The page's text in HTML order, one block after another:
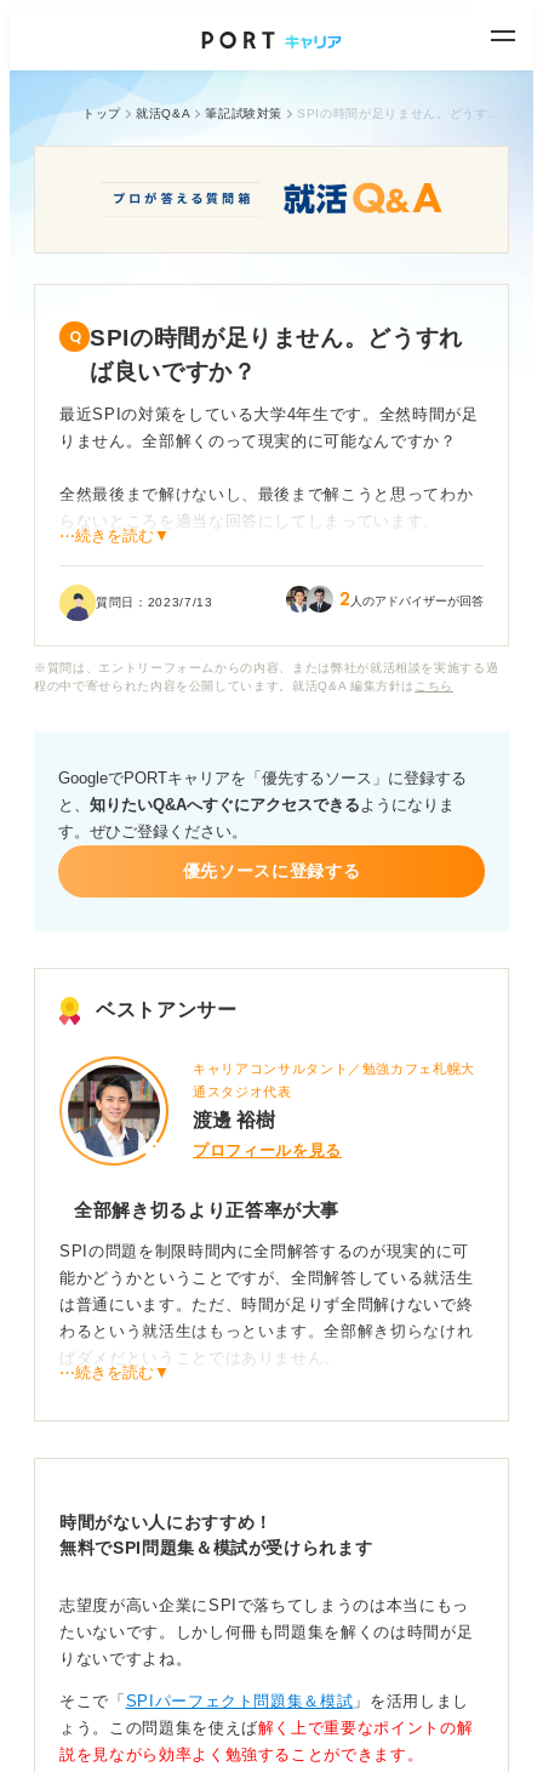
トップ 就活Q&A 筆記試験対策
SPIの時間が足りません。どうすれ
ば良いですか？
最近SPIの対策をしている大学4年生です。全然時間が足
りません。全部解くのって現実的に可能なんですか？
全然最後まで解けないし、最後まで解こうと思ってわか
らないところを適当な回答にしてしまっています。
分とかあっという間に過ぎていくんです。
ってしまうんですかね。時間内に終わらせる方法を教え
とされますか？
SPIが苦手で本当に困ってます。よろしくお願いしま
す。
⋯続きを読む▼
質問日： 2023/7/13 2 人のアドバイザーが回答
※質問は、エントリーフォームからの内容、または弊社が就活相談を実施する過
程の中で寄せられた内容を公開しています。就活Q&A 編集方針は こちら
GoogleでPORTキャリアを「優先するソース」に登録する
と、 知りたいQ&Aへすぐにアクセスできるようになりま
す。ぜひご登録ください。
優先ソースに登録する
ベストアンサー
キャリアコンサルタント／勉強カフェ札幌大
通スタジオ代表
渡邊 裕樹
プロフィールを見る
全部解き切るより正答率が大事
SPIの問題を制限時間内に全問解答するのが現実的に可
能かどうかということですが、全問解答している就活生
は普通にいます。ただ、時間が足りず全問解けないで終
わるという就活生はもっといます。全部解き切らなけれ
ばダメだということではありません。
スコアが出るわけですから、全部解き切ったとしても正
超人気企業に進みたいと強い希望があれば、SPI対策に
より多くの時間をかけても費用対効果はあると思います
こに時間を投資しすぎるのはあまりコスパが良くありま
せん。
苦手な部分があるのであれば、その分野を中心に対策を
して、後はできる問題を手堅くとっていくという考え方
が、就職活動全体に投下する労力の配分ということを考
えてもおすすめです。
⋯続きを読む▼
時間がない人におすすめ！
無料でSPI問題集＆模試が受けられます
志望度が高い企業にSPIで落ちてしまうのは本当にもっ
たいないです。しかし何冊も問題集を解くのは時間が足
りないですよね。
そこで「 SPIパーフェクト問題集＆模試 」を活用しまし
ょう。この問題集を使えば解く上で重要なポイントの解
説を見ながら効率よく勉強することができます。